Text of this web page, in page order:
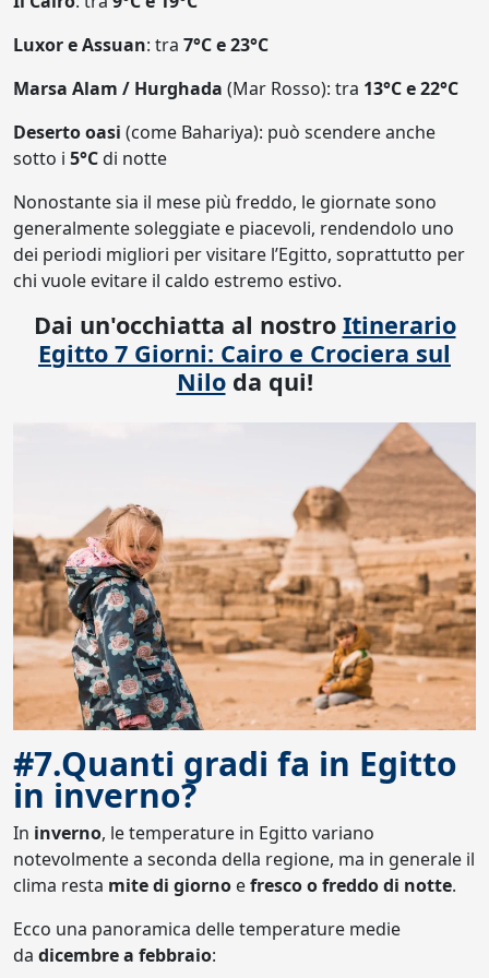
Luxor e Assuan: tra 7°C e 23°C
Marsa Alam / Hurghada (Mar Rosso): tra 13°C e 22°C
Deserto oasi (come Bahariya): può scendere anche
sotto i 5°Cdi notte
Nonostante sia il mese più freddo, le giornate sono
generalmente soleggiate e piacevoli, rendendolo uno
dei periodi migliori per visitare l’Egitto, soprattutto per
chi vuole evitare il caldo estremo estivo.
Dai un'occhiatta al nostro Itinerario
Egitto 7 Giorni: Cairo e Crociera sul
Niloda qui!
#7.Quanti gradi fa in Egitto
in inverno?
In inverno, le temperature in Egitto variano
notevolmente a seconda della regione, ma in generale il
clima resta mite di giorno efresco o freddo di notte.
Ecco una panoramica delle temperature medie
da dicembre a febbraio: